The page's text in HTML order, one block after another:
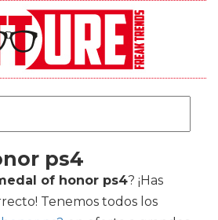
ps4
of honor ps4? ¡Has
Tenemos todos los